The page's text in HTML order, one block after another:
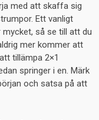
med att skaffa sig
Ett vanligt
så se till att du
mer kommer att
tillämpa 2×1
springer i en. Märk
och satsa på att